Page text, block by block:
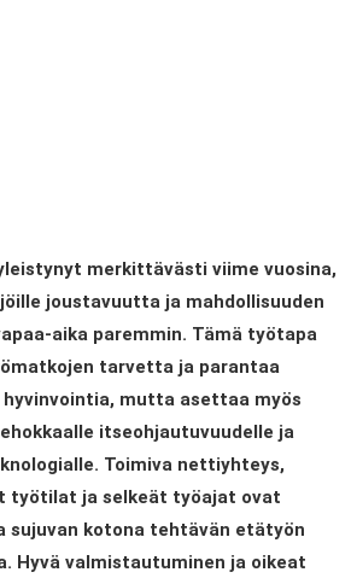
merkittävästi viime vuosina,
joustavuutta ja mahdollisuuden
aika paremmin. Tämä työtapa
tarvetta ja parantaa
mutta asettaa myös
itseohjautuvuudelle ja
Toimiva nettiyhteys,
työtilat ja selkeät työajat ovat
sujuvan kotona tehtävän etätyön
Hyvä valmistautuminen ja oikeat